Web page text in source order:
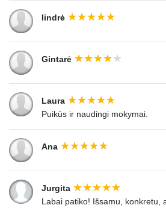
Iindrė
Gintarė
Laura
Puikūs ir naudingi mokymai.
Ana
Jurgita
Labai patiko! Išsamu, konkretu,